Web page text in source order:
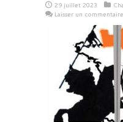
29 juillet 2023
Laisser un commentaire